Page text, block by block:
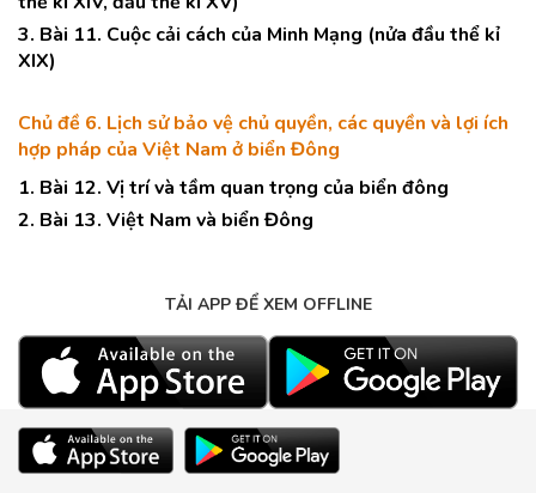
3. Bài 11. Cuộc cải cách của Minh Mạng (nửa đầu thể kỉ
XIX)
Chủ đề 6. Lịch sử bảo vệ chủ quyền, các quyền và lợi ích
hợp pháp của Việt Nam ở biển Đông
1. Bài 12. Vị trí và tầm quan trọng của biển đông
2. Bài 13. Việt Nam và biển Đông
TẢI APP ĐỂ XEM OFFLINE